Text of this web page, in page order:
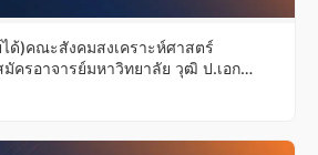
ด้)คณะสังคมสงเคราะห์ศาสตร์
ครอาจารย์มหาวิทยาลัย วุฒิ ป.เอก